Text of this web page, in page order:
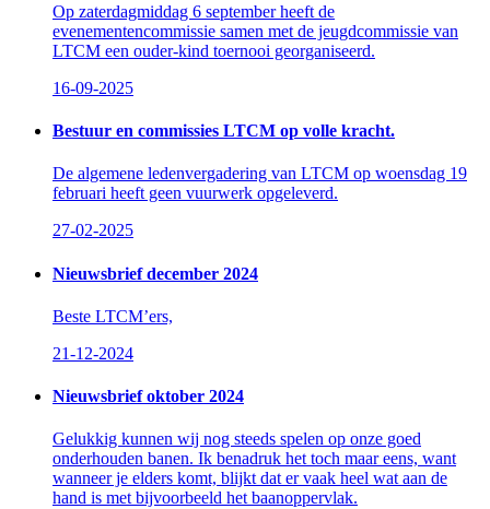
Op zaterdagmiddag 6 september heeft de
evenementencommissie samen met de jeugdcommissie van
LTCM een ouder-kind toernooi georganiseerd.
16-09-2025
Bestuur en commissies LTCM op volle kracht.
De algemene ledenvergadering van LTCM op woensdag 19
februari heeft geen vuurwerk opgeleverd.
27-02-2025
Nieuwsbrief december 2024
Beste LTCM’ers,
21-12-2024
Nieuwsbrief oktober 2024
Gelukkig kunnen wij nog steeds spelen op onze goed
onderhouden banen. Ik benadruk het toch maar eens, want
wanneer je elders komt, blijkt dat er vaak heel wat aan de
hand is met bijvoorbeeld het baanoppervlak.